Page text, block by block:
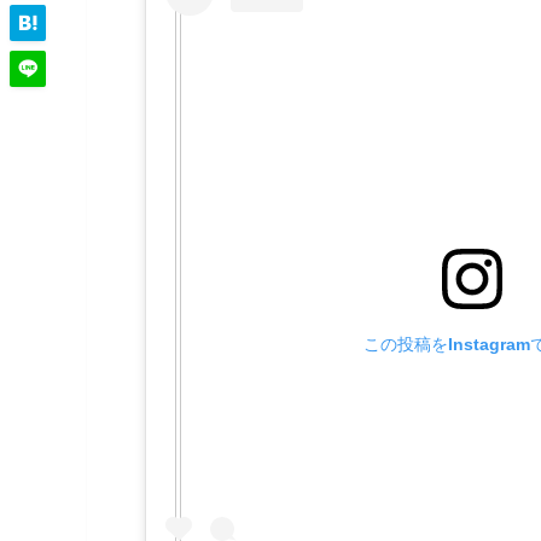
この投稿をInstagram